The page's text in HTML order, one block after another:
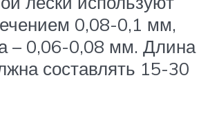
0,08-0,1 мм,
– 0,06-0,08 мм. Длина
составлять 15-30